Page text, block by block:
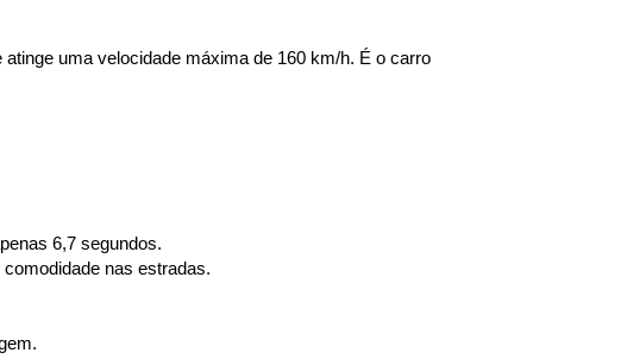
uma velocidade máxima de 160 km/h. É o carro
6,7 segundos.
comodidade nas estradas.